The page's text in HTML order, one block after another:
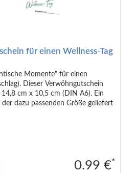
für einen Wellness-Tag
Momente" für einen
Dieser Verwöhngutschein
cm x 10,5 cm (DIN A6). Ein
dazu passenden Größe geliefert
0.99 €*